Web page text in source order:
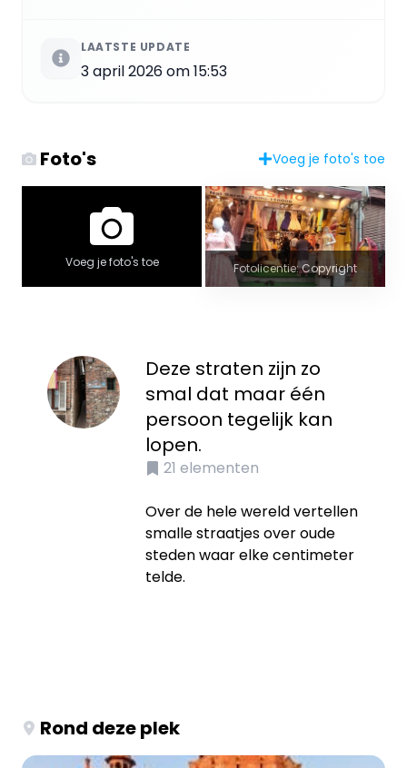
LAATSTE UPDATE
3 april 2026 om 15:53
Foto's Voeg je foto's toe
Voeg je foto's toe Fotolicentie: Copyright
Deze straten zijn zo
smal dat maar één
persoon tegelijk kan
lopen.
21 elementen
Over de hele wereld vertellen
smalle straatjes over oude
steden waar elke centimeter
telde.
Rond deze plek